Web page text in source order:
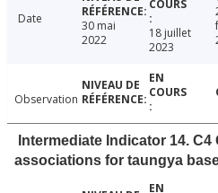
Date
30 mai
2022
18 juillet
2023
Observation
Intermediate Indicator 14.
associations for taungya